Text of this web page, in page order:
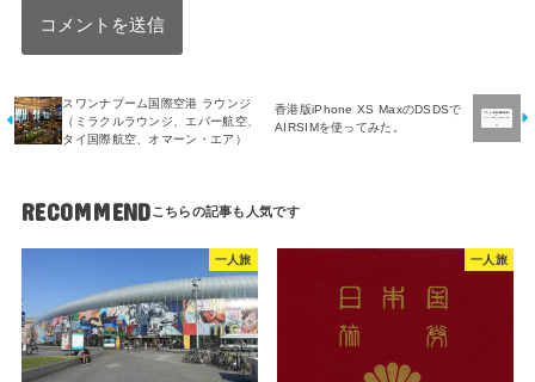
スワンナプーム国際空港 ラウンジ
（ミラクルラウンジ、エバー航空、
タイ国際航空、オマーン・エア）
香港版iPhone XS MaxのDSDSで
AIRSIMを使ってみた。
RECOMMEND
一人旅 一人旅